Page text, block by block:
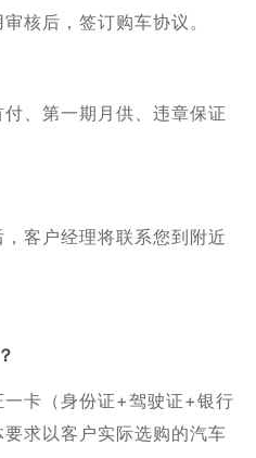
核后，签订购车协议。
、第一期月供、违章保证
客户经理将联系您到附近
卡（身份证+驾驶证+银行
求以客户实际选购的汽车